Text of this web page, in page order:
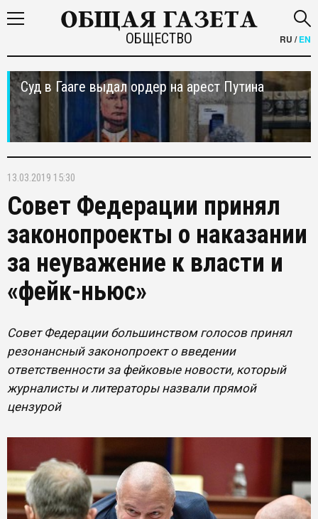
ОБЩЕСТВО RU /EN
Суд в Гааге выдал ордер на арест Путина
13.03.2019 15:30
Совет Федерации принял
законопроекты о наказании
за неуважение к власти и
«фейк-ньюс»
Совет Федерации большинством голосов принял
резонансный законопроект о введении
ответственности за фейковые новости, который
журналисты и литераторы назвали прямой
цензурой